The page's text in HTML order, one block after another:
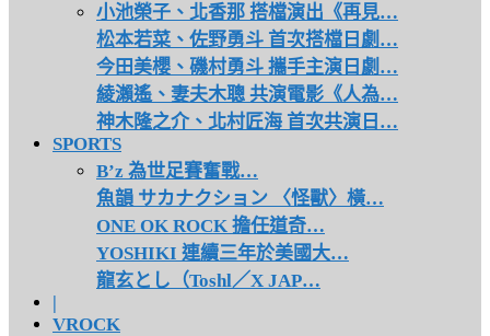
小池榮子、北香那 搭檔演出《再見…
松本若菜、佐野勇斗 首次搭檔日劇…
今田美櫻、磯村勇斗 攜手主演日劇…
綾瀨遙、妻夫木聰 共演電影《人為…
神木隆之介、北村匠海 首次共演日…
SPORTS
B’z 為世足賽奮戰…
魚韻 サカナクション 〈怪獸〉橫…
ONE OK ROCK 擔任道奇…
YOSHIKI 連續三年於美國大…
龍玄とし（Toshl／X JAP…
|
VROCK